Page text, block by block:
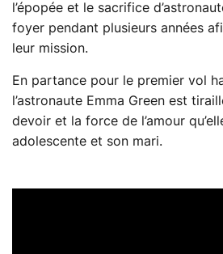
l’épopée et le sacrifice
foyer pendant plusieurs années
leur mission.
En partance pour le premier vol
l’astronaute Emma Green est
devoir et la force de l’amour
adolescente et son mari.